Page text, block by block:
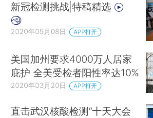
新冠检测挑战|特稿精选
2020年05月08日 APP打开
美国加州要求4000万人居家
庇护 全美受检者阳性率达10%
2020年03月20日 APP打开
直击武汉核酸检测“十天大会